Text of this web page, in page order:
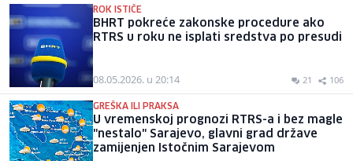
ROK ISTIČE
BHRT pokreće zakonske procedure ako
RTRS u roku ne isplati sredstva po presudi
08.05.2026. u 20:14 21 106
GREŠKA ILI PRAKSA
U vremenskoj prognozi RTRS-a i bez magle
"nestalo" Sarajevo, glavni grad države
zamijenjen Istočnim Sarajevom